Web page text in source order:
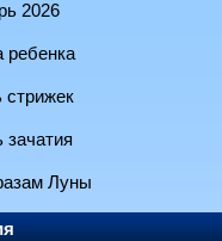
2026
ребенка
стрижек
Луны